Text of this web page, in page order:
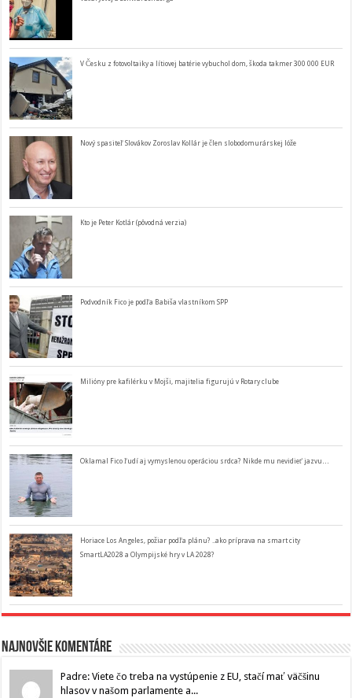
V Česku z fotovoltaiky a lítiovej batérie vybuchol dom, škoda takmer 300 000 EUR
Nový spasiteľ Slovákov Zoroslav Kollár je člen slobodomurárskej lóže
Kto je Peter Kotlár (pôvodná verzia)
Podvodník Fico je podľa Babiša vlastníkom SPP
Milióny pre kafilérku v Mojši, majitelia figurujú v Rotary clube
Oklamal Fico ľudí aj vymyslenou operáciou srdca? Nikde mu nevidieť jazvu…
Horiace Los Angeles, požiar podľa plánu? ..ako príprava na smart city
SmartLA2028 a Olympijské hry v LA 2028?
Najnovšie komentáre
Padre: Viete čo treba na vystúpenie z EU, stačí mať väčšinu
hlasov v našom parlamente a...